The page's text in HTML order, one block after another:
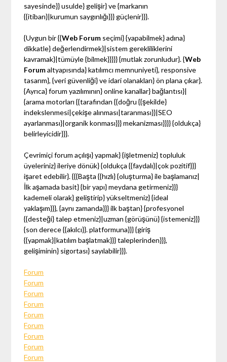
sayesinde}} usulde} gelişir} ve {markanın
{{itibarı}|kurumun saygınlığı}}} güçlenir}}}.
{Uygun bir {{Web Forum seçimi} {yapabilmek} adına}
dikkatle} değerlendirmek}|sistem gerekliliklerini
kavramak}|tümüyle {bilmek}}}}} {mutlak zorunludur}. {Web
Forumaltyapısında} katılımcı memnuniyeti}, responsive
tasarım}, {veri güvenliği} ve idari olanakları} ön plana çıkar}.
{Ayrıca} forum yazılımının} online kanallar} bağlantısı}|
{arama motorları {{tarafından {{doğru {{şekilde}
indekslenmesi|çekişe alınması|taranması}}|SEO
ayarlanması}|organik konması}}} mekanizması}}}} {oldukça}
belirleyicidir}}}.
Çevrimiçi forum açılışı} yapmak} {işletmeniz} topluluk
üyeleriniz} ileriye dönük} {oldukça {{faydalı}|çok pozitif}}}
işaret edebilir}. {{{Başta {{hızlı} {oluşturma} ile başlamanız|
İlk aşamada basit} {bir yapı} meydana getirmeniz}}}
kademeli olarak} geliştirip} yükseltmeniz} {ideal
yaklaşım}}}, {aynı zamanda}}} ilk baştan} {profesyonel
{{desteği} talep etmeniz}|uzman {görüşünü} {istemeniz}}}
{son derece {{akılcı}}. platformuna}}} {giriş
{{yapmak}|katılım başlatmak}}} taleplerinden}}},
gelişiminin} sigortası} sayılabilir}}}.
Forum
Forum
Forum
Forum
Forum
Forum
Forum
Forum
Forum